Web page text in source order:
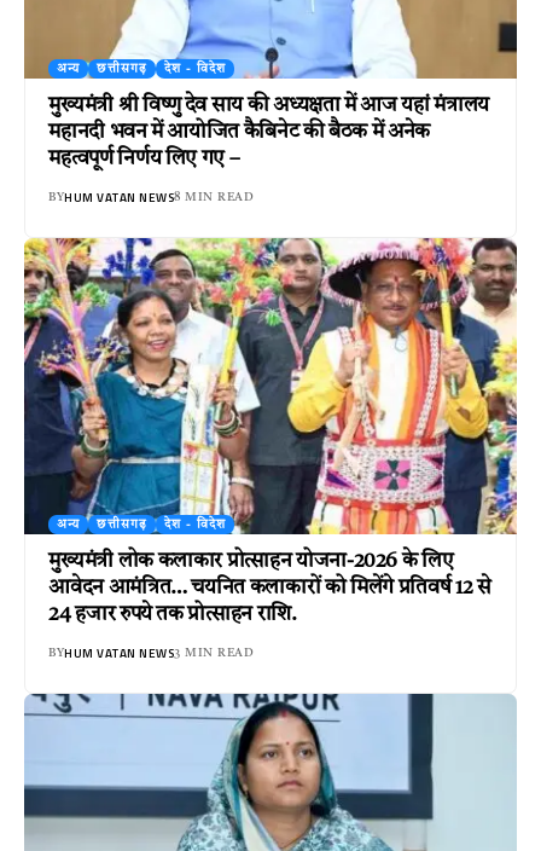
अन्य छत्तीसगढ़ देश - विदेश
मुख्यमंत्री श्री विष्णु देव साय की अध्यक्षता में आज यहां मंत्रालय
महानदी भवन में आयोजित कैबिनेट की बैठक में अनेक
महत्वपूर्ण निर्णय लिए गए –
BYHUM VATAN NEWS8 MIN READ
अन्य छत्तीसगढ़ देश - विदेश
मुख्यमंत्री लोक कलाकार प्रोत्साहन योजना-2026 के लिए
आवेदन आमंत्रित… चयनित कलाकारों को मिलेंगे प्रतिवर्ष 12 से
24 हजार रुपये तक प्रोत्साहन राशि.
BYHUM VATAN NEWS3 MIN READ